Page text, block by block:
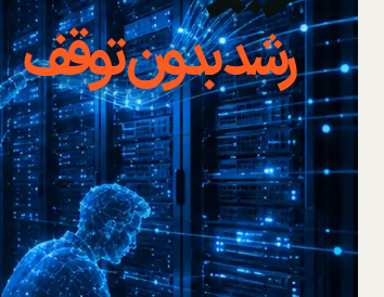
رشد بدون توقف